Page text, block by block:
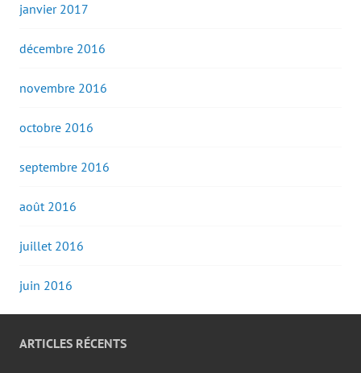
janvier 2017
décembre 2016
novembre 2016
octobre 2016
septembre 2016
août 2016
juillet 2016
juin 2016
ARTICLES RÉCENTS